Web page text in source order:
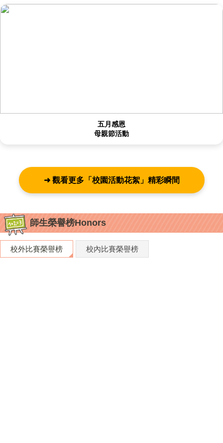
五月感恩
母親節活動
➜ 觀看更多「校園活動花絮」精彩瞬間
師生榮譽榜Honors
校外比賽榮譽榜 校內比賽榮譽榜